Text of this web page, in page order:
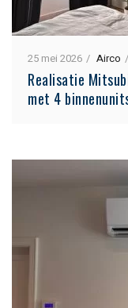
25 mei 2026 Airco
Realisatie
met 4